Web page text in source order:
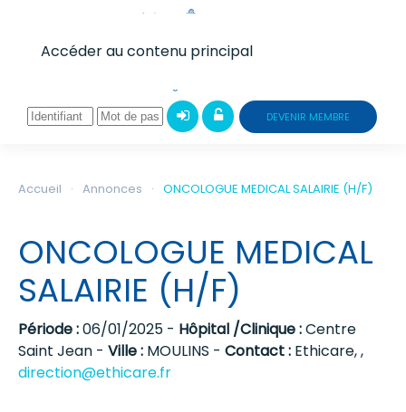
Accéder au contenu principal
DEVENIR MEMBRE
Accueil Annonces ONCOLOGUE MEDICAL SALAIRIE (H/F)
ONCOLOGUE MEDICAL
SALAIRIE (H/F)
Période :06/01/2025 - Hôpital /Clinique :Centre
Saint Jean - Ville : MOULINS - Contact : Ethicare, ,
direction@ethicare.fr